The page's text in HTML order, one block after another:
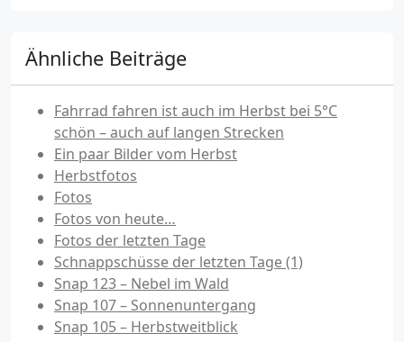
Ähnliche Beiträge
Fahrrad fahren ist auch im Herbst bei 5°C
schön – auch auf langen Strecken
Ein paar Bilder vom Herbst
Herbstfotos
Fotos
Fotos von heute…
Fotos der letzten Tage
Schnappschüsse der letzten Tage (1)
Snap 123 – Nebel im Wald
Snap 107 – Sonnenuntergang
Snap 105 – Herbstweitblick